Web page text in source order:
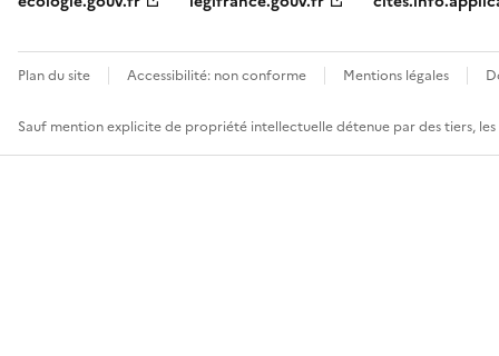
Plan du site Accessibilité: non conforme Mentions légales
Sauf mention explicite de propriété intellectuelle détenue par des tiers,